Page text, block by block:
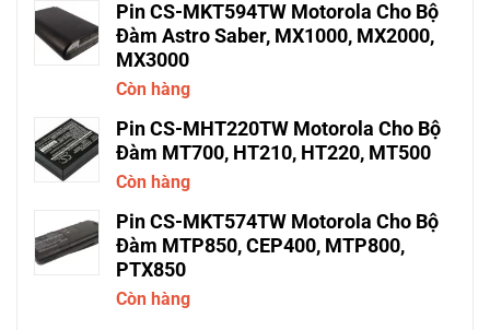
Pin CS-MKT594TW Motorola Cho Bộ
Đàm Astro Saber, MX1000, MX2000,
MX3000
Còn hàng
Pin CS-MHT220TW Motorola Cho Bộ
Đàm MT700, HT210, HT220, MT500
Còn hàng
Pin CS-MKT574TW Motorola Cho Bộ
Đàm MTP850, CEP400, MTP800,
PTX850
Còn hàng